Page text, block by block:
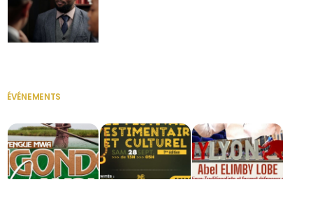
ÉVÉNEMENTS